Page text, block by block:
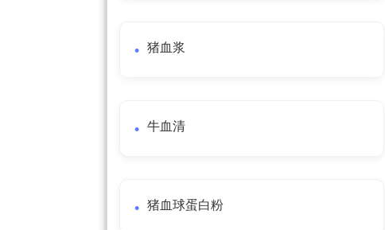
猪血浆
牛血清
猪血球蛋白粉